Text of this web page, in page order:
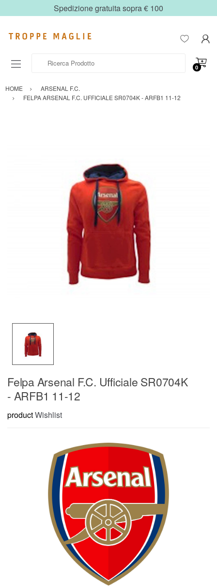
Spedizione gratuita sopra € 100
0
HOME
ARSENAL F.C.
FELPA ARSENAL F.C. UFFICIALE SR0704K - ARFB1 11-12
Felpa Arsenal F.C. Ufficiale SR0704K
- ARFB1 11-12
productWishlist